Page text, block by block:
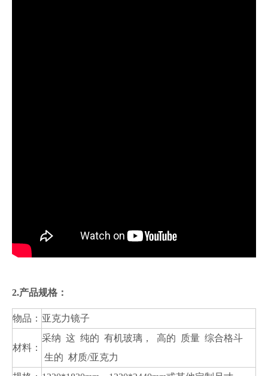
2.产品规格：
物品： 亚克力镜子
材料：
采纳 这 纯的 有机玻璃， 高的 质量 综合格斗
生的 材质/亚克力